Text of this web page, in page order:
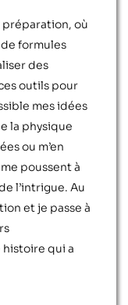
préparation, où
formules
des
outils pour
mes idées
la physique
ou m’en
poussent à
l’intrigue. Au
et je passe à
qui a